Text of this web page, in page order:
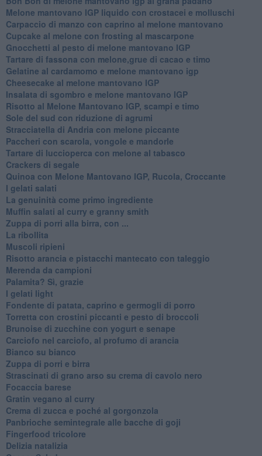
Melone mantovano IGP liquido con crostacei e molluschi
Carpaccio di manzo con caprino al melone mantovano
Cupcake al melone con frosting al mascarpone
Gnocchetti al pesto di melone mantovano IGP
Tartare di fassona con melone,grue di cacao e timo
Gelatine al cardamomo e melone mantovano igp
Cheesecake al melone mantovano IGP
Insalata di sgombro e melone mantovano IGP
Risotto al Melone Mantovano IGP, scampi e timo
Sole del sud con riduzione di agrumi
Stracciatella di Andria con melone piccante
Paccheri con scarola, vongole e mandorle
Tartare di luccioperca con melone al tabasco
Crackers di segale
Quinoa con Melone Mantovano IGP, Rucola, Croccante
I gelati salati
La genuinità come primo ingrediente
Muffin salati al curry e granny smith
Zuppa di porri alla birra, con ...
La ribollita
Muscoli ripieni
Risotto arancia e pistacchi mantecato con taleggio
Merenda da campioni
Palamita? Sì, grazie
I gelati light
Fondente di patata, caprino e germogli di porro
Torretta con crostini piccanti e pesto di broccoli
Brunoise di zucchine con yogurt e senape
Carciofo nel carciofo, al profumo di arancia
Bianco su bianco
Zuppa di porri e birra
Strascinati di grano arso su crema di cavolo nero
Focaccia barese
Gratin vegano al curry
Crema di zucca e poché al gorgonzola
Panbrioche semintegrale alle bacche di goji
Fingerfood tricolore
Delizia natalizia